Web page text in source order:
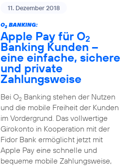
11. Dezember 2018
O2BANKING:
Apple Pay für O2
Banking Kunden –
eine einfache, sichere
und private
Zahlungsweise
Bei O2Banking stehen der Nutzen
und die mobile Freiheit der Kunden
im Vordergrund. Das vollwertige
Girokonto in Kooperation mit der
Fidor Bank ermöglicht jetzt mit
Apple Pay eine schnelle und
bequeme mobile Zahlungsweise,